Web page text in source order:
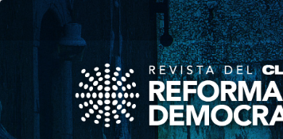
Main
Navigation
Main